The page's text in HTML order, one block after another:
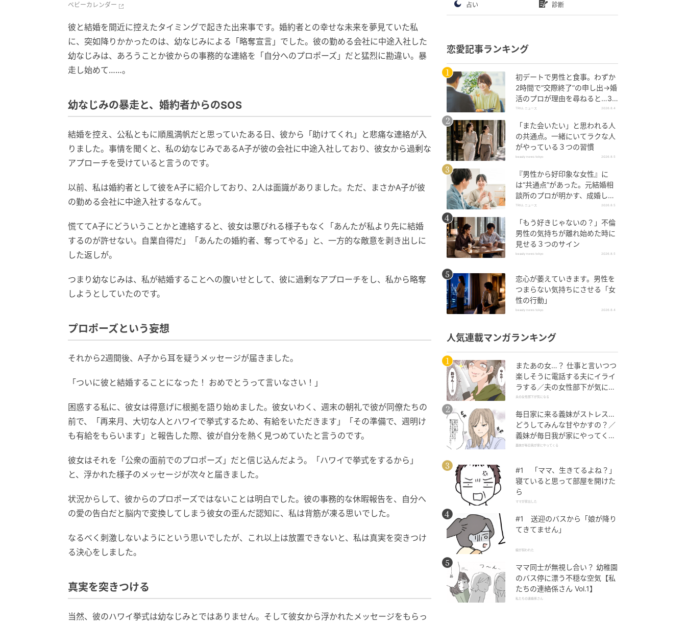
ベビーカレンダー
彼と結婚を間近に控えたタイミングで起きた出来事です。婚約者との幸せな未来を夢見ていた私
に、突如降りかかったのは、幼なじみによる「略奪宣言」でした。彼の勤める会社に中途入社した
幼なじみは、あろうことか彼からの事務的な連絡を「自分へのプロポーズ」だと猛烈に勘違い。暴
走し始めて……。
幼なじみの暴走と、婚約者からのSOS
結婚を控え、公私ともに順風満帆だと思っていたある日、彼から「助けてくれ」と悲痛な連絡が入
りました。事情を聞くと、私の幼なじみであるA子が彼の会社に中途入社しており、彼女から過剰な
アプローチを受けていると言うのです。
以前、私は婚約者として彼をA子に紹介しており、2人は面識がありました。ただ、まさかA子が彼
の勤める会社に中途入社するなんて。
慌ててA子にどういうことかと連絡すると、彼女は悪びれる様子もなく「あんたが私より先に結婚
するのが許せない。自業自得だ」「あんたの婚約者、奪ってやる」と、一方的な敵意を剥き出しに
した返しが。
つまり幼なじみは、私が結婚することへの腹いせとして、彼に過剰なアプローチをし、私から略奪
しようとしていたのです。
プロポーズという妄想
それから2週間後、A子から耳を疑うメッセージが届きました。
「ついに彼と結婚することになった！ おめでとうって言いなさい！」
困惑する私に、彼女は得意げに根拠を語り始めました。彼女いわく、週末の朝礼で彼が同僚たちの
前で、「再来月、大切な人とハワイで挙式するため、有給をいただきます」「その準備で、週明け
も有給をもらいます」と報告した際、彼が自分を熱く見つめていたと言うのです。
彼女はそれを「公衆の面前でのプロポーズ」だと信じ込んだよう。「ハワイで挙式をするから」
と、浮かれた様子のメッセージが次々と届きました。
状況からして、彼からのプロポーズではないことは明白でした。彼の事務的な休暇報告を、自分へ
の愛の告白だと脳内で変換してしまう彼女の歪んだ認知に、私は背筋が凍る思いでした。
なるべく刺激しないようにという思いでしたが、これ以上は放置できないと、私は真実を突きつけ
る決心をしました。
真実を突きつける
当然、彼のハワイ挙式は幼なじみとではありません。そして彼女から浮かれたメッセージをもらっ
占い 診断
恋愛記事ランキング
初デートで男性と食事。わずか
2時間で“交際終了”の申し出→婚
活のプロが理由を尋ねると…34
歳女性が明かした“呆れた理由”
TRILL ニュース 2026.8.4
「また会いたい」と思われる人
の共通点。一緒にいてラクな人
がやっている３つの習慣
beauty news tokyo 2026.8.5
『男性から好印象な女性』に
は“共通点”があった。元結婚相
談所のプロが明かす、成婚しや
すい人の“たった1つの特徴”と
TRILL ニュース 2026.8.5
「もう好きじゃないの？」不倫
男性の気持ちが離れ始めた時に
見せる３つのサイン
beauty news tokyo 2026.8.5
恋心が萎えていきます。男性を
つまらない気持ちにさせる「女
性の行動」
beauty news tokyo 2026.8.4
人気連載マンガランキング
またあの女…？ 仕事と言いつつ
楽しそうに電話する夫にイライ
ラする／夫の女性部下が気にな
る（1）【夫婦の危機 まんが】
夫の女性部下が気になる
毎日家に来る義妹がストレス…
どうしてみんな甘やかすの？／
義妹が毎日我が家にやってくる
（1）【義父母がシンドイんで
義妹が毎日我が家にやってくる
#1 「ママ、生きてるよね？」
寝ていると思って部屋を開けた
ら
ママが家出した
#1 送迎のバスから「娘が降り
てきてません」
娘が拐われた
ママ同士が無視し合い？ 幼稚園
のバス停に漂う不穏な空気【私
たちの連絡係さん Vol.1】
私たちの連絡係さん